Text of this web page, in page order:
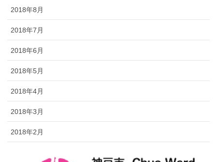
2018年8月
2018年7月
2018年6月
2018年5月
2018年4月
2018年3月
2018年2月